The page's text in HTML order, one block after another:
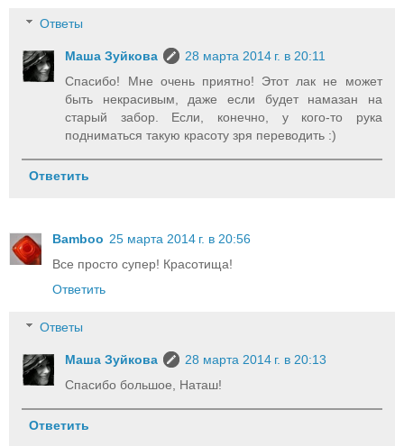
Ответы
Маша Зуйкова
28 марта 2014 г. в 20:11
Спасибо! Мне очень приятно! Этот лак не может
быть некрасивым, даже если будет намазан на
старый забор. Если, конечно, у кого-то рука
подниматься такую красоту зря переводить :)
Ответить
Bamboo 25 марта 2014 г. в 20:56
Все просто супер! Красотища!
Ответить
Ответы
Маша Зуйкова
28 марта 2014 г. в 20:13
Спасибо большое, Наташ!
Ответить